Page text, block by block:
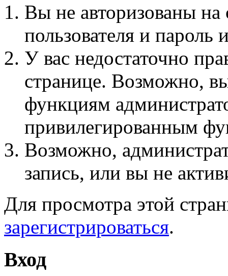
Вы не авторизованы на
пользователя и пароль
У вас недостаточно
странице. Возможно,
функциям
привилегированным
Возможно,
запись, или вы не
Для просмотра этой
зарегистрироваться.
Вход